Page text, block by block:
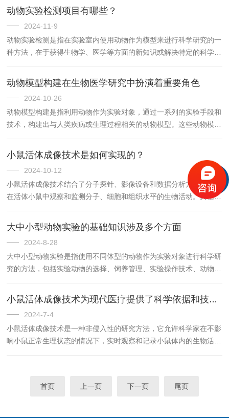
动物实验检测项目有哪些？
2024-11-9
动物实验检测是指在实验室内使用动物作为模型来进行科学研究的一
种方法，在于获得生物学、医学等方面的新知识或解决特定的科学问
况、免疫功能以及疾病发生机制和治疗效果等。
动物模型构建在生物医学研究中扮演着重要角色
2024-10-26
动物模型构建是指利用动物作为实验对象，通过一系列的实验手段和
技术，构建出与人类疾病或生理过程相关的动物模型。这些动物模型
和安全性等。
小鼠活体成像技术是如何实现的？
2024-10-12
小鼠活体成像技术结合了分子探针、影像设备和数据分析方法，可以
在活体小鼠中观察和监测分子、细胞和组织水平的生物活动。其基本
对目标细胞或分子进行标记，然后使用共聚焦或高分辨率显微镜等设
备对标记物进行多层次、多角度的观察和记录。
大中小型动物实验的基础知识涉及多个方面
2024-8-28
大中小型动物实验是指使用不同体型的动物作为实验对象进行科学研
究的方法，包括实验动物的选择、饲养管理、实验操作技术、动物福
小鼠活体成像技术为现代医疗提供了科学依据和技术支持
2024-7-4
小鼠活体成像技术是一种非侵入性的研究方法，它允许科学家在不影
响小鼠正常生理状态的情况下，实时观察和记录小鼠体内的生物活
首页 上一页 下一页 尾页